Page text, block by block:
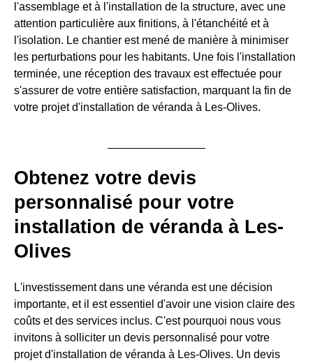
l'assemblage et à l'installation de la structure, avec une
attention particulière aux finitions, à l'étanchéité et à
l'isolation. Le chantier est mené de manière à minimiser
les perturbations pour les habitants. Une fois l'installation
terminée, une réception des travaux est effectuée pour
s'assurer de votre entière satisfaction, marquant la fin de
votre projet d'installation de véranda à Les-Olives.
Obtenez votre devis
personnalisé pour votre
installation de véranda à Les-
Olives
L'investissement dans une véranda est une décision
importante, et il est essentiel d'avoir une vision claire des
coûts et des services inclus. C'est pourquoi nous vous
invitons à solliciter un devis personnalisé pour votre
projet d'installation de véranda à Les-Olives. Un devis